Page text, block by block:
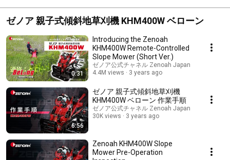
ゼノア 親子式傾斜地草刈機 KHM400W ベローン
0:31
Introducing the Zenoah
KHM400W Remote-Controlled
Slope Mower (Short Ver.)
ゼノア公式チャネル Zenoah Japan
4.4M views
3 years ago
6:56
ゼノア 親子式傾斜地草刈機
KHM400W ベローン 作業手順
ゼノア公式チャネル Zenoah Japan
30K views
3 years ago
Zenoah KHM400W Slope
Mower Pre-Operation